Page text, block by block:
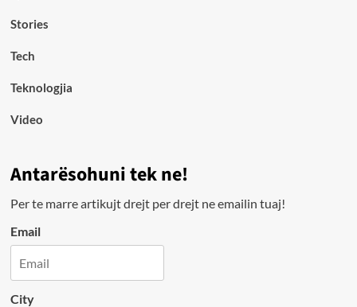
Stories
Tech
Teknologjia
Video
Antarësohuni tek ne!
Per te marre artikujt drejt per drejt ne emailin tuaj!
Email
City